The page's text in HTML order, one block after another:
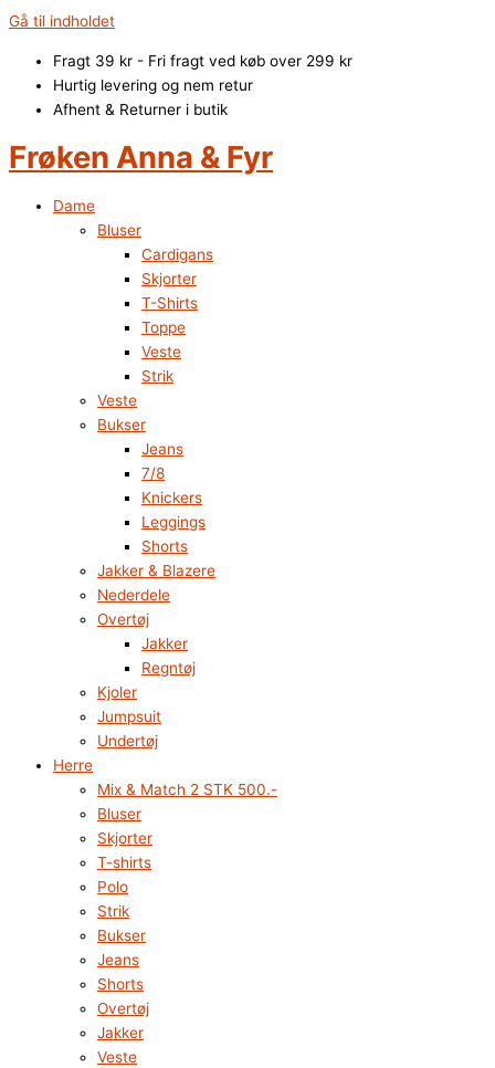
Gå til indholdet
Fragt 39 kr - Fri fragt ved køb over 299 kr
Hurtig levering og nem retur
Afhent & Returner i butik
Frøken Anna & Fyr
Dame
Bluser
Cardigans
Skjorter
T-Shirts
Toppe
Veste
Strik
Veste
Bukser
Jeans
7/8
Knickers
Leggings
Shorts
Jakker & Blazere
Nederdele
Overtøj
Jakker
Regntøj
Kjoler
Jumpsuit
Undertøj
Herre
Mix & Match 2 STK 500.-
Bluser
Skjorter
T-shirts
Polo
Strik
Bukser
Jeans
Shorts
Overtøj
Jakker
Veste